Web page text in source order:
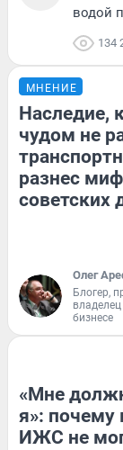
водой
134
МНЕНИЕ
Наследие,
чудом не
разнес
советских
Олег
Блогер,
бизнесе
«Мне
я»:
ИЖС не